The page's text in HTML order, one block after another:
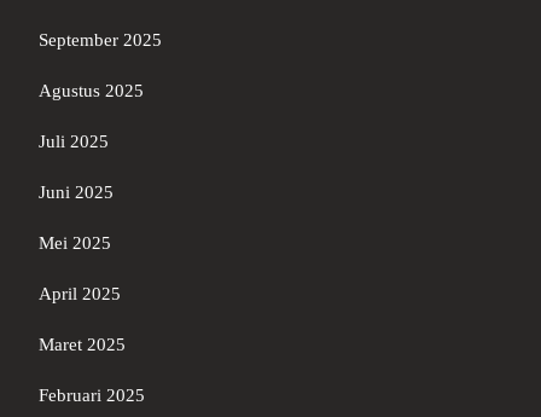
September 2025
Agustus 2025
Juli 2025
Juni 2025
Mei 2025
April 2025
Maret 2025
Februari 2025